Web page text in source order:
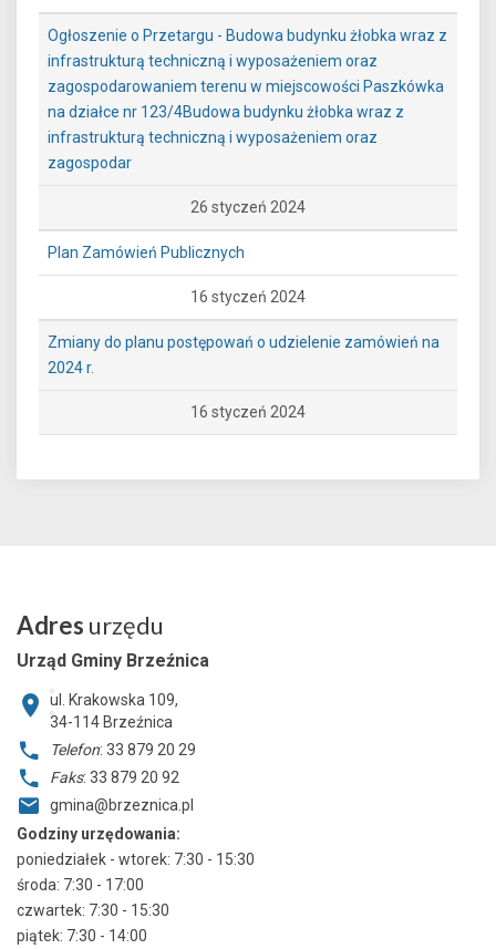
Ogłoszenie o Przetargu - Budowa budynku żłobka wraz z
infrastrukturą techniczną i wyposażeniem oraz
zagospodarowaniem terenu w miejscowości Paszkówka
na działce nr 123/4Budowa budynku żłobka wraz z
infrastrukturą techniczną i wyposażeniem oraz
zagospodar
26 styczeń 2024
Plan Zamówień Publicznych
16 styczeń 2024
Zmiany do planu postępowań o udzielenie zamówień na
2024 r.
16 styczeń 2024
Adres urzędu
Urząd Gminy Brzeźnica
ul. Krakowska 109,
34-114 Brzeźnica
Telefon: 33 879 20 29
Faks: 33 879 20 92
gmina@brzeznica.pl
Godziny urzędowania:
poniedziałek - wtorek: 7:30 - 15:30
środa: 7:30 - 17:00
czwartek: 7:30 - 15:30
piątek: 7:30 - 14:00